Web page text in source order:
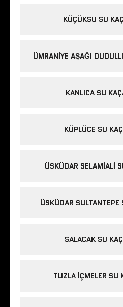
KÜÇÜKSU SU
ÜMRANIYE AŞAĞI
KANLICA SU
KÜPLÜCE SU
ÜSKÜDAR SELAMIALI
ÜSKÜDAR
SALACAK SU
TUZLA IÇMELER SU